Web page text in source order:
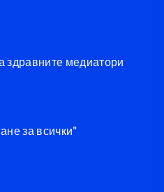
медиатори
за всички"